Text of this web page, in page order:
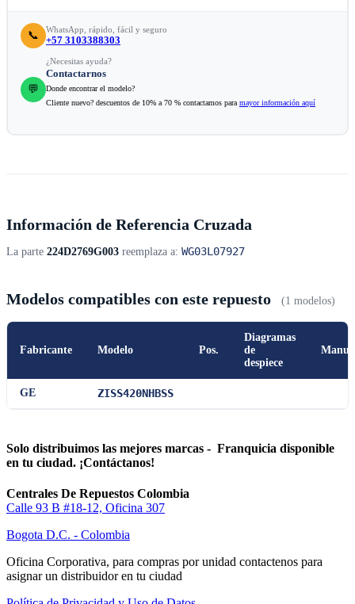
📞 WhatsApp, rápido, fácil y seguro
+57 3103388303
💬
¿Necesitas ayuda?
Contactarnos
Donde encontrar el modelo?
Cliente nuevo? descuentos de 10% a 70 % contactamos para mayor información aquí
Información de Referencia Cruzada
La parte 224D2769G003 reemplaza a: WG03L07927
Modelos compatibles con este repuesto (1 modelos)
Fabricante Modelo Pos.
Diagramas
de
despiece
GE ZISS420NHBSS
Solo distribuimos las mejores marcas - Franquicia disponible
en tu ciudad. ¡Contáctanos!
Centrales De Repuestos Colombia
Calle 93 B #18-12, Oficina 307
Bogota D.C. - Colombia
Oficina Corporativa, para compras por unidad contactenos para
asignar un distribuidor en tu ciudad